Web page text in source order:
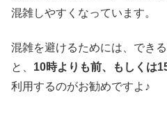
混雑しやすくなっています。
混雑を避けるためには、でき
と、 10時よりも前、もしくは
利用するのがお勧めですよ♪